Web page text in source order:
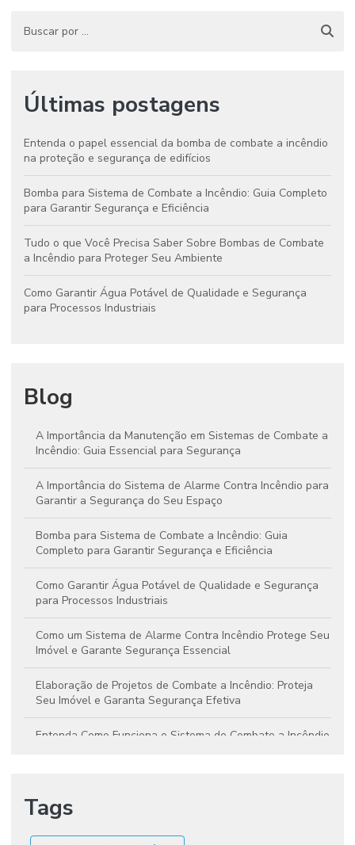
Últimas postagens
Entenda o papel essencial da bomba de combate a incêndio
na proteção e segurança de edifícios
Bomba para Sistema de Combate a Incêndio: Guia Completo
para Garantir Segurança e Eficiência
Tudo o que Você Precisa Saber Sobre Bombas de Combate
a Incêndio para Proteger Seu Ambiente
Como Garantir Água Potável de Qualidade e Segurança
para Processos Industriais
Blog
A Importância da Manutenção em Sistemas de Combate a
Incêndio: Guia Essencial para Segurança
A Importância do Sistema de Alarme Contra Incêndio para
Garantir a Segurança do Seu Espaço
Bomba para Sistema de Combate a Incêndio: Guia
Completo para Garantir Segurança e Eficiência
Como Garantir Água Potável de Qualidade e Segurança
para Processos Industriais
Como um Sistema de Alarme Contra Incêndio Protege Seu
Imóvel e Garante Segurança Essencial
Elaboração de Projetos de Combate a Incêndio: Proteja
Seu Imóvel e Garanta Segurança Efetiva
Entenda Como Funciona o Sistema de Combate a Incêndio
Sistema de Combate a Incêndio
Entenda o Funcionamento e a Relevância dos Sistemas de
Tags